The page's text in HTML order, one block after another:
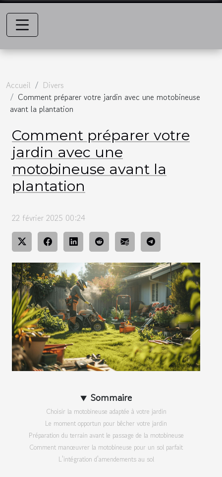
Accueil
Divers
Comment préparer votre jardin avec une motobineuse
avant la plantation
Comment préparer votre
jardin avec une
motobineuse avant la
plantation
22 février 2025 00:24
Sommaire
Choisir la motobineuse adaptée à votre jardin
Le moment opportun pour bêcher votre jardin
Préparation du terrain avant le passage de la motobineuse
Comment manœuvrer la motobineuse pour un sol parfait
L'intégration d'amendements au sol